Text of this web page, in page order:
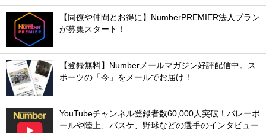
【同僚や仲間とお得に】NumberPREMIER法人プラン
が募集スタート！
【登録無料】Numberメールマガジン好評配信中。ス
ポーツの「今」をメールでお届け！
YouTubeチャンネル登録者数60,000人突破！バレーボ
ールや陸上、バスケ、野球などの選手のインタビュー